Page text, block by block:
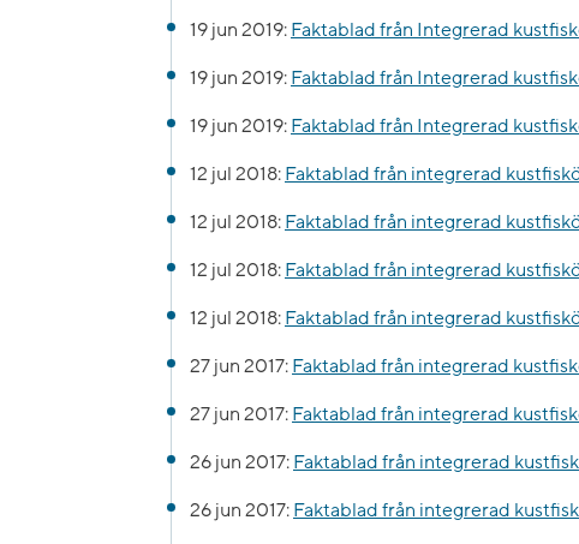
19 jun 2019: Faktablad från Integrerad
19 jun 2019: Faktablad från Integrerad
19 jun 2019: Faktablad från Integrerad
12 jul 2018: Faktablad från integrerad
12 jul 2018: Faktablad från integrerad
12 jul 2018: Faktablad från integrerad
12 jul 2018: Faktablad från integrerad
27 jun 2017: Faktablad från integrerad
27 jun 2017: Faktablad från integrerad
26 jun 2017: Faktablad från integrerad
26 jun 2017: Faktablad från integrerad